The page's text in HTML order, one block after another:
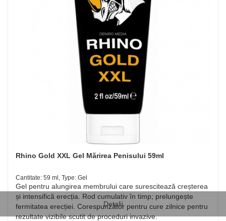
Detalii
Rhino Gold XXL Gel Mărirea Penisului 59ml
Cantitate: 59 ml, Type: Gel
Gel pentru alungirea membrului care surescitează creșterea
și intensifică erecția. Rod cumulativ în timp; prelungește
fermitatea erecției. Corespunzător pentru cure zilnice pentru
rezultate vizibile scutit de proceduri invazive.